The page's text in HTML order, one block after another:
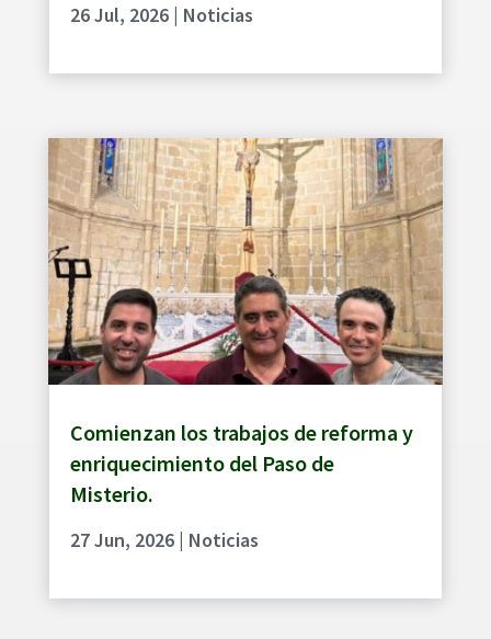
26 Jul, 2026| Noticias
Comienzan los trabajos de reforma y
enriquecimiento del Paso de
Misterio.
27 Jun, 2026| Noticias